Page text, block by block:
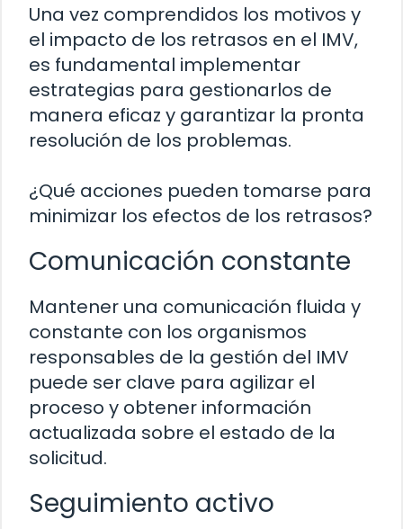
Una vez comprendidos los motivos y
el impacto de los retrasos en el IMV,
es fundamental implementar
estrategias para gestionarlos de
manera eficaz y garantizar la pronta
resolución de los problemas.
¿Qué acciones pueden tomarse para
minimizar los efectos de los retrasos?
Comunicación constante
Mantener una comunicación fluida y
constante con los organismos
responsables de la gestión del IMV
puede ser clave para agilizar el
proceso y obtener información
actualizada sobre el estado de la
solicitud.
Seguimiento activo